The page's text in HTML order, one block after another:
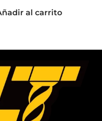
al carrito